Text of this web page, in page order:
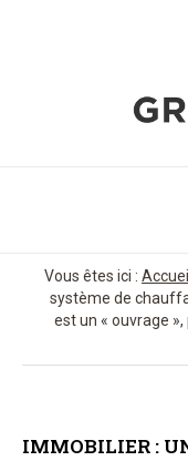
Vous êtes ici : Accueil
système de
est un « ouvrage
IMMOBILIER :